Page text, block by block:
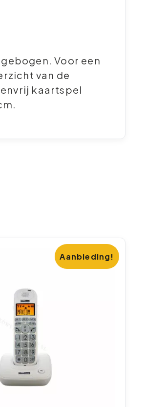
Voor een
van de
kaartspel
Aanbieding!